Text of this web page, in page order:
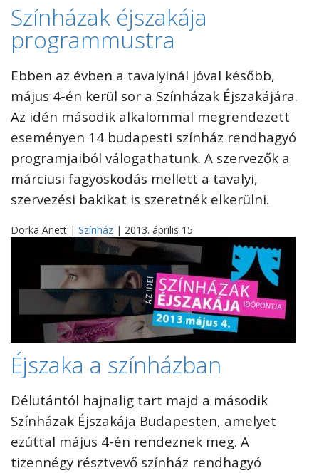
Színházak éjszakája
programmustra
Ebben az évben a tavalyinál jóval később,
május 4-én kerül sor a Színházak Éjszakájára.
Az idén második alkalommal megrendezett
eseményen 14 budapesti színház rendhagyó
programjaiból válogathatunk. A szervezők a
márciusi fagyoskodás mellett a tavalyi,
szervezési bakikat is szeretnék elkerülni.
Dorka Anett | Színház | 2013. április 15
Éjszaka a színházban
Délutántól hajnalig tart majd a második
Színházak Éjszakája Budapesten, amelyet
ezúttal május 4-én rendeznek meg. A
tizennégy résztvevő színház rendhagyó